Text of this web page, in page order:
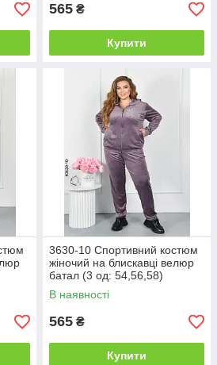
565 ₴
Купити
3630-10 Спортивний костюм
жіночий на блискавці велюр
батал (3 од: 54,56,58)
В наявності
565 ₴
Купити